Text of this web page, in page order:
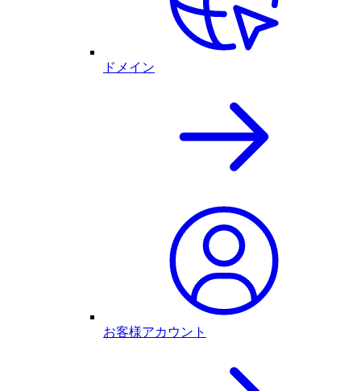
ドメイン
お客様アカウント